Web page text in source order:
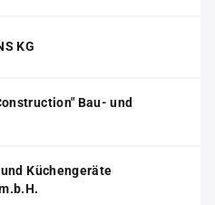
KG
Bau- und
Küchengeräte